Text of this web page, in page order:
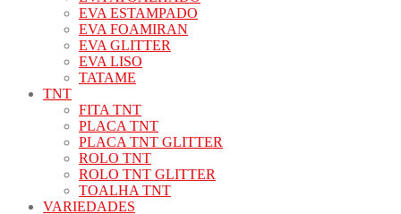
EVA ESTAMPADO
EVA FOAMIRAN
EVA GLITTER
EVA LISO
TATAME
TNT
FITA TNT
PLACA TNT
PLACA TNT GLITTER
ROLO TNT
ROLO TNT GLITTER
TOALHA TNT
VARIEDADES